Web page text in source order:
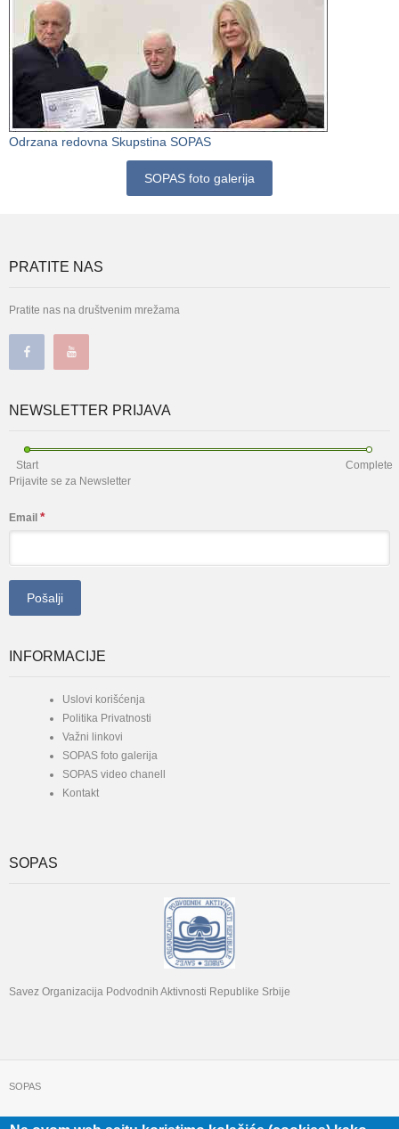
Odrzana redovna Skupstina SOPAS
SOPAS foto galerija
PRATITE NAS
Pratite nas na društvenim mrežama
NEWSLETTER PRIJAVA
Start
Complete
Prijavite se za Newsletter
Email *
INFORMACIJE
Uslovi korišćenja
Politika Privatnosti
Važni linkovi
SOPAS foto galerija
SOPAS video chanell
Kontakt
SOPAS
Savez Organizacija Podvodnih Aktivnosti Republike Srbije
SOPAS